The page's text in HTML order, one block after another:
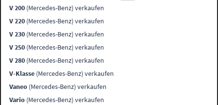
V 200 (Mercedes-Benz) verkaufen
V 220 (Mercedes-Benz) verkaufen
V 230 (Mercedes-Benz) verkaufen
V 250 (Mercedes-Benz) verkaufen
V 280 (Mercedes-Benz) verkaufen
V-Klasse (Mercedes-Benz) verkaufen
Vaneo (Mercedes-Benz) verkaufen
Vario (Mercedes-Benz) verkaufen